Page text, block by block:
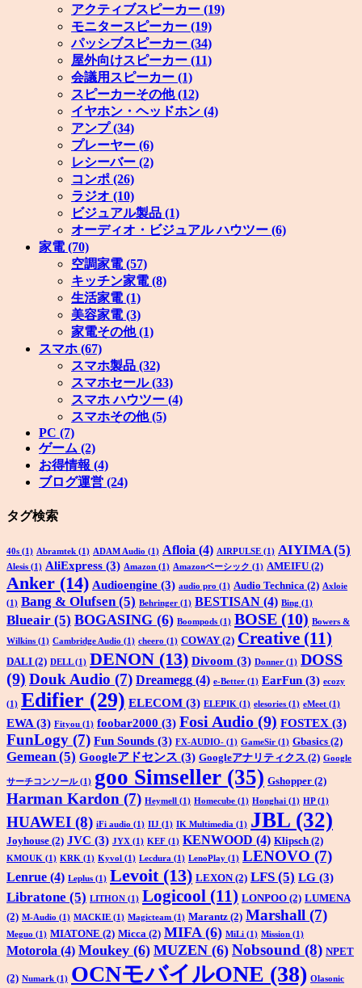
アクティブスピーカー (19)
モニタースピーカー (19)
パッシブスピーカー (34)
屋外向けスピーカー (11)
会議用スピーカー (1)
スピーカーその他(12)
イヤホン・ヘッドホン (4)
アンプ(34)
プレーヤー (6)
レシーバー (2)
コンポ (26)
ラジオ (10)
ビジュアル製品 (1)
オーディオ・ビジュアル ハウツー (6)
家電(70)
空調家電(57)
キッチン家電(8)
生活家電(1)
美容家電(3)
家電その他(1)
スマホ (67)
スマホ製品 (32)
スマホセール(33)
スマホ ハウツー (4)
スマホその他(5)
PC (7)
ゲーム (2)
お得情報 (4)
ブログ運営 (24)
タグ検索
40s (1) Abramtek (1) ADAM Audio (1) Afloia (4) AIRPULSE (1) AIYIMA(5)
Alesis (1) AliExpress (3) Amazon (1) Amazonベーシック (1) AMEIFU (2)
Anker (14) Audioengine (3) audio pro (1) Audio Technica (2) Axloie
(1) Bang & Olufsen(5) Behringer (1) BESTISAN (4) Bing (1)
Blueair (5) BOGASING (6) Boompods (1) BOSE (10) Bowers &
Wilkins (1) Cambridge Audio (1) cheero (1) COWAY (2) Creative (11)
DALI (2) DELL(1) DENON (13) Divoom (3) Donner (1) DOSS
(9) Douk Audio (7) Dreamegg (4) e-Better (1) EarFun (3) ecozy
(1) Edifier (29) ELECOM (3) ELEPIK (1) elesories (1) eMeet (1)
EWA (3) Fityou (1) foobar2000 (3) Fosi Audio (9) FOSTEX (3)
FunLogy (7) Fun Sounds (3) FX-AUDIO- (1) GameSir (1) Gbasics (2)
Gemean(5) Googleアドセンス (3) Googleアナリティクス (2) Google
サーチコンソール(1) goo Simseller (35) Gshopper (2)
Harman Kardon (7) Heymell (1) Homecube (1) Honghai (1) HP(1)
HUAWEI (8) iFi audio (1) IIJ (1) IK Multimedia (1) JBL (32)
Joyhouse (2) JVC (3) JYX (1) KEF (1) KENWOOD (4) Klipsch (2)
KMOUK (1) KRK (1) Kyvol (1) Lecdura (1) LenoPlay (1) LENOVO (7)
Lenrue (4) Leplus (1) Levoit(13) LEXON(2) LFS (5) LG (3)
Libratone (5) LITHON (1) Logicool (11) LONPOO (2) LUMENA
(2) M-Audio (1) MACKIE (1) Magicteam (1) Marantz (2) Marshall (7)
Meguo (1) MIATONE (2) Micca (2) MIFA(6) MiLi (1) Mission (1)
Motorola (4) Moukey (6) MUZEN (6) Nobsound (8) NPET
(2) Numark (1) OCNモバイルONE (38) Olasonic